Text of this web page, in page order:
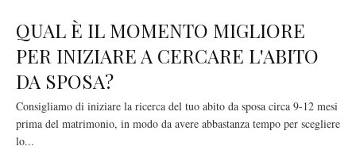
QUAL È IL MOMENTO MIGLIORE
PER INIZIARE A CERCARE L'ABITO
DA SPOSA?
Consigliamo di iniziare la ricerca del tuo abito da sposa circa 9-12 mesi
prima del matrimonio, in modo da avere abbastanza tempo per scegliere
lo...